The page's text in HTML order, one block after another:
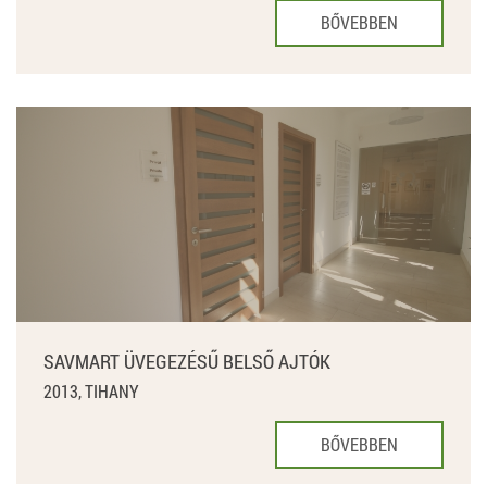
BŐVEBBEN
SAVMART ÜVEGEZÉSŰ BELSŐ AJTÓK
2013, TIHANY
BŐVEBBEN